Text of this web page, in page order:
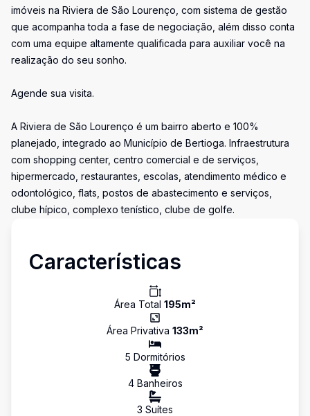
imóveis na Riviera de São Lourenço, com sistema de gestão
que acompanha toda a fase de negociação, além disso conta
com uma equipe altamente qualificada para auxiliar você na
realização do seu sonho.
Agende sua visita.
A Riviera de São Lourenço é um bairro aberto e 100%
planejado, integrado ao Município de Bertioga. Infraestrutura
com shopping center, centro comercial e de serviços,
hipermercado, restaurantes, escolas, atendimento médico e
odontológico, flats, postos de abastecimento e serviços,
clube hípico, complexo tenístico, clube de golfe.
Características
Área Total 195m²
Área Privativa 133m²
5 Dormitórios
4Banheiros
3 Suítes